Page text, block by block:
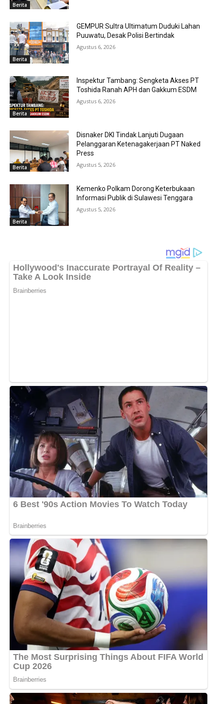
Berita
Berita
GEMPUR Sultra Ultimatum Duduki Lahan
Puuwatu, Desak Polisi Bertindak
Agustus 6, 2026
Berita
Inspektur Tambang: Sengketa Akses PT
Toshida Ranah APH dan Gakkum ESDM
Agustus 6, 2026
Berita
Disnaker DKI Tindak Lanjuti Dugaan
Pelanggaran Ketenagakerjaan PT Naked
Press
Agustus 5, 2026
Berita
Kemenko Polkam Dorong Keterbukaan
Informasi Publik di Sulawesi Tenggara
Agustus 5, 2026